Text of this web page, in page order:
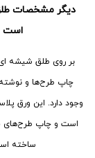
دیگر مشخصات
است
بر روی طلق شیشه
چاپ طرح‌ها و
وجود دارد. این ورق
است و چاپ طرح‌های
ساخته